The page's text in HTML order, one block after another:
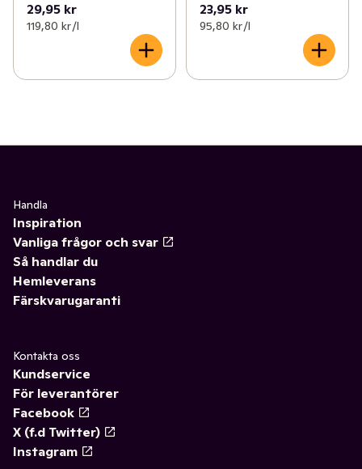
29,95 kr
119,80 kr /l
23,95 kr
95,80 kr /l
Handla
Inspiration
Vanliga frågor och svar
Så handlar du
Hemleverans
Färskvarugaranti
Kontakta oss
Kundservice
För leverantörer
Facebook
X (f.d Twitter)
Instagram